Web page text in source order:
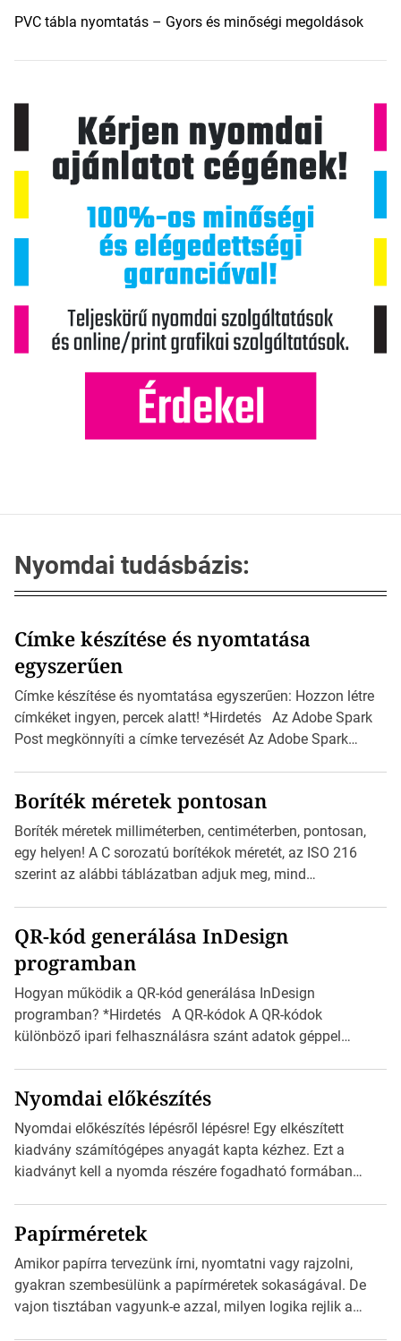
PVC tábla nyomtatás – Gyors és minőségi megoldások
Nyomdai tudásbázis:
Címke készítése és nyomtatása
egyszerűen
Címke készítése és nyomtatása egyszerűen: Hozzon létre
címkéket ingyen, percek alatt! *Hirdetés Az Adobe Spark
Post megkönnyíti a címke tervezését Az Adobe Spark
igazán foroghatnak a kreatív fogaskerekek, miközben
zajlik a saját címke készítése. Hogyan készítsünk címkét?
Válasszon méretet és alakot: Válassza ki a kívánt címke
méretét. Akár néhány […]
Boríték méretek pontosan
Boríték méretek milliméterben, centiméterben, pontosan,
egy helyen! A C sorozatú borítékok méretét, az ISO 216
szerint az alábbi táblázatban adjuk meg, mind
mutatja az A4-es papírlaphoz viszonyítva. Az amerikai és
észak-amerikai boríték méretére az ISO 216 nem
vonatkozik. Boríték méretének táblázata C0-tól […]
QR-kód generálása InDesign
programban
Hogyan működik a QR-kód generálása InDesign
programban? *Hirdetés A QR-kódok A QR-kódok
különböző ipari felhasználásra szánt adatok géppel
okostelefonjára telepíthet egy QR-kód-leolvasó
alkalmazást, ami leolvasni és dekódolni képes az URL-
információt és átirányítja a telefon böngészőjét a cég
weblapjára. A QR-kód beolvasása után a felhasználó
Nyomdai előkészítés
Nyomdai előkészítés lépésről lépésre! Egy elkészített
kiadvány számítógépes anyagát kapta kézhez. Ezt a
kiadványt kell a nyomda részére fogadható formában
Illustratorban készült vektorgrafika. *Hirdetés Minden
esetben konzultáljunk a nyomdával, mielőtt elkezdjük a
nyomdai előkészítést!Nehogy az elkészült munka után
derüljön ki, hogy valamit másképp kellett volna csinálni! […]
Papírméretek
Amikor papírra tervezünk írni, nyomtatni vagy rajzolni,
gyakran szembesülünk a papírméretek sokaságával. De
vajon tisztában vagyunk-e azzal, milyen logika rejlik a